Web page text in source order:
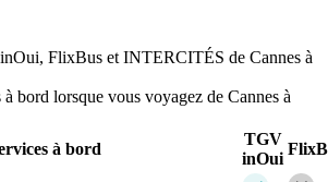
FlixBus et INTERCITÉS de Cannes à
bord lorsque vous voyagez de Cannes à
à bord
TGV
inOui